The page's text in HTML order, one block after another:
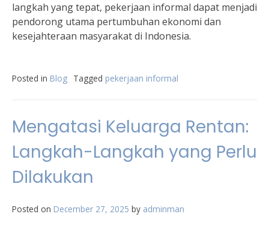
langkah yang tepat, pekerjaan informal dapat menjadi
pendorong utama pertumbuhan ekonomi dan
kesejahteraan masyarakat di Indonesia.
Posted in Blog Tagged pekerjaan informal
Mengatasi Keluarga Rentan:
Langkah-Langkah yang Perlu
Dilakukan
Posted on December 27, 2025 by adminman